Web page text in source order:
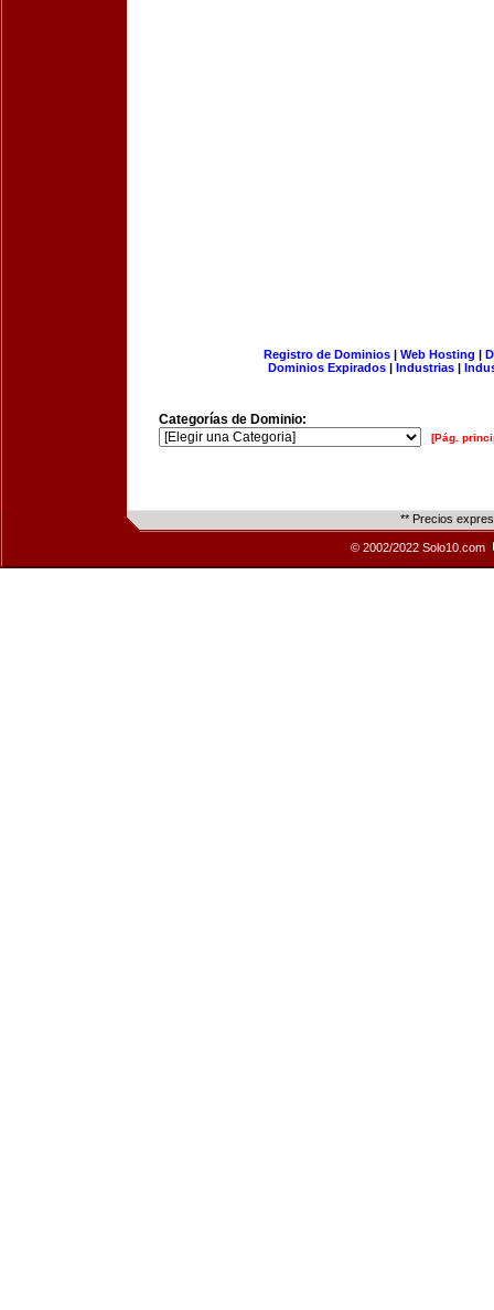
Registro de Dominios| Web Hosting |
Dominios Expirados | Industrias |
Categorías de Dominio:
[Pág.
** Precios
© 2002/2022 Solo10.com